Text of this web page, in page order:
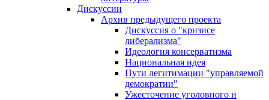
Дискуссии
Архив предыдущего проекта
Дискуссия о "кризисе
либерализма"
Идеология консерватизма
Национальная идея
Пути легитимации "управляемой
демократии"
Ужесточение уголовного и